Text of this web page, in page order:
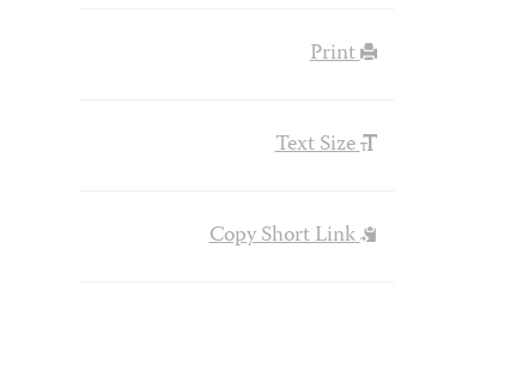
Print
Text Size
Copy Short Link